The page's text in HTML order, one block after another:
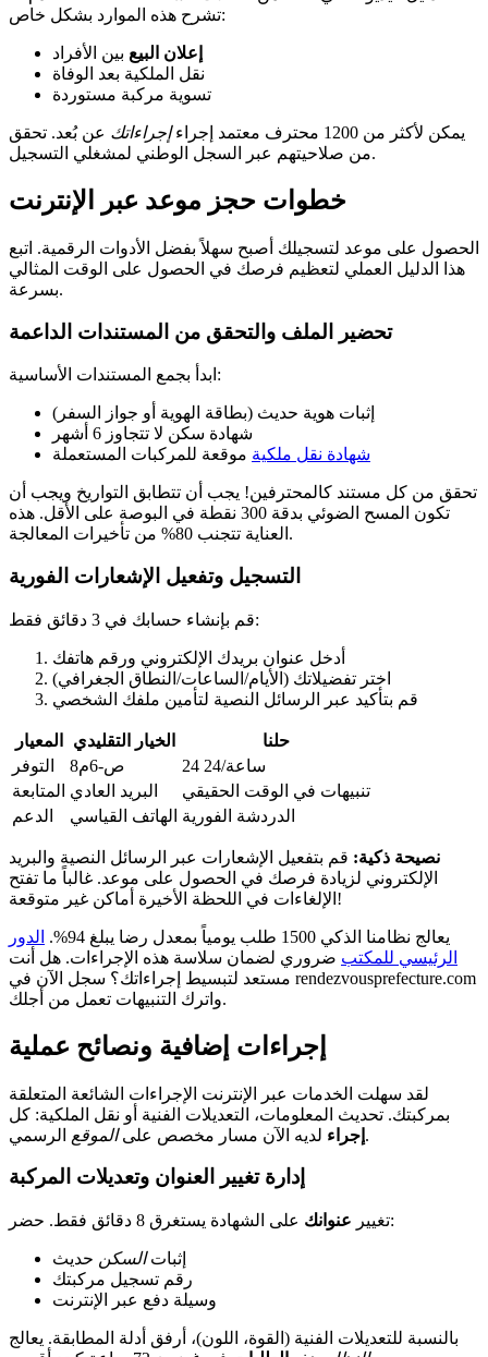
تشرح هذه الموارد بشكل خاص:
إعلان البيع بين الأفراد
نقل الملكية بعد الوفاة
تسوية مركبة مستوردة
يمكن لأكثر من 1200 محترف معتمد إجراء إجراءاتك عن بُعد. تحقق
من صلاحيتهم عبر السجل الوطني لمشغلي التسجيل.
خطوات حجز موعد عبر الإنترنت
الحصول على موعد لتسجيلك أصبح سهلاً بفضل الأدوات الرقمية. اتبع
هذا الدليل العملي لتعظيم فرصك في الحصول على الوقت المثالي
بسرعة.
تحضير الملف والتحقق من المستندات الداعمة
ابدأ بجمع المستندات الأساسية:
إثبات هوية حديث (بطاقة الهوية أو جواز السفر)
شهادة سكن لا تتجاوز 6 أشهر
شهادة نقل ملكية موقعة للمركبات المستعملة
تحقق من كل مستند كالمحترفين! يجب أن تتطابق التواريخ ويجب أن
تكون المسح الضوئي بدقة 300 نقطة في البوصة على الأقل. هذه
العناية تتجنب 80% من تأخيرات المعالجة.
التسجيل وتفعيل الإشعارات الفورية
قم بإنشاء حسابك في 3 دقائق فقط:
أدخل عنوان بريدك الإلكتروني ورقم هاتفك
اختر تفضيلاتك (الأيام/الساعات/النطاق الجغرافي)
قم بتأكيد عبر الرسائل النصية لتأمين ملفك الشخصي
المعيار الخيار التقليدي
حلنا
التوفر
8ص-6م
24 ساعة/24
المتابعة البريد العادي
تنبيهات في الوقت الحقيقي
الدعم
الهاتف القياسي الدردشة الفورية
نصيحة ذكية: قم بتفعيل الإشعارات عبر الرسائل النصية والبريد
الإلكتروني لزيادة فرصك في الحصول على موعد. غالباً ما تفتح
الإلغاءات في اللحظة الأخيرة أماكن غير متوقعة!
يعالج نظامنا الذكي 1500 طلب يومياً بمعدل رضا يبلغ 94%.
الدور
الرئيسي للمكتب ضروري لضمان سلاسة هذه الإجراءات. هل أنت
مستعد لتبسيط إجراءاتك؟ سجل الآن في rendezvousprefecture.com
واترك التنبيهات تعمل من أجلك.
إجراءات إضافية ونصائح عملية
لقد سهلت الخدمات عبر الإنترنت الإجراءات الشائعة المتعلقة
بمركبتك. تحديث المعلومات، التعديلات الفنية أو نقل الملكية: كل
إجراء لديه الآن مسار مخصص علىالموقع الرسمي.
إدارة تغيير العنوان وتعديلات المركبة
تغيير عنوانك على الشهادة يستغرق 8 دقائق فقط. حضر:
إثباتالسكن حديث
رقم تسجيل مركبتك
وسيلة دفع عبر الإنترنت
بالنسبة للتعديلات الفنية (القوة، اللون)، أرفق أدلة المطابقة. يعالج